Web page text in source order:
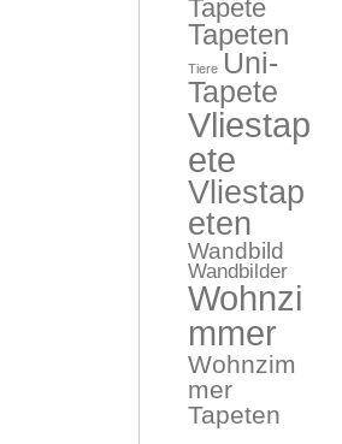
Tapete
Tapeten
Tiere Uni-
Tapete
Vliestap
ete
Vliestap
eten
Wandbild
Wandbilder
Wohnzi
mmer
Wohnzim
mer
Tapeten